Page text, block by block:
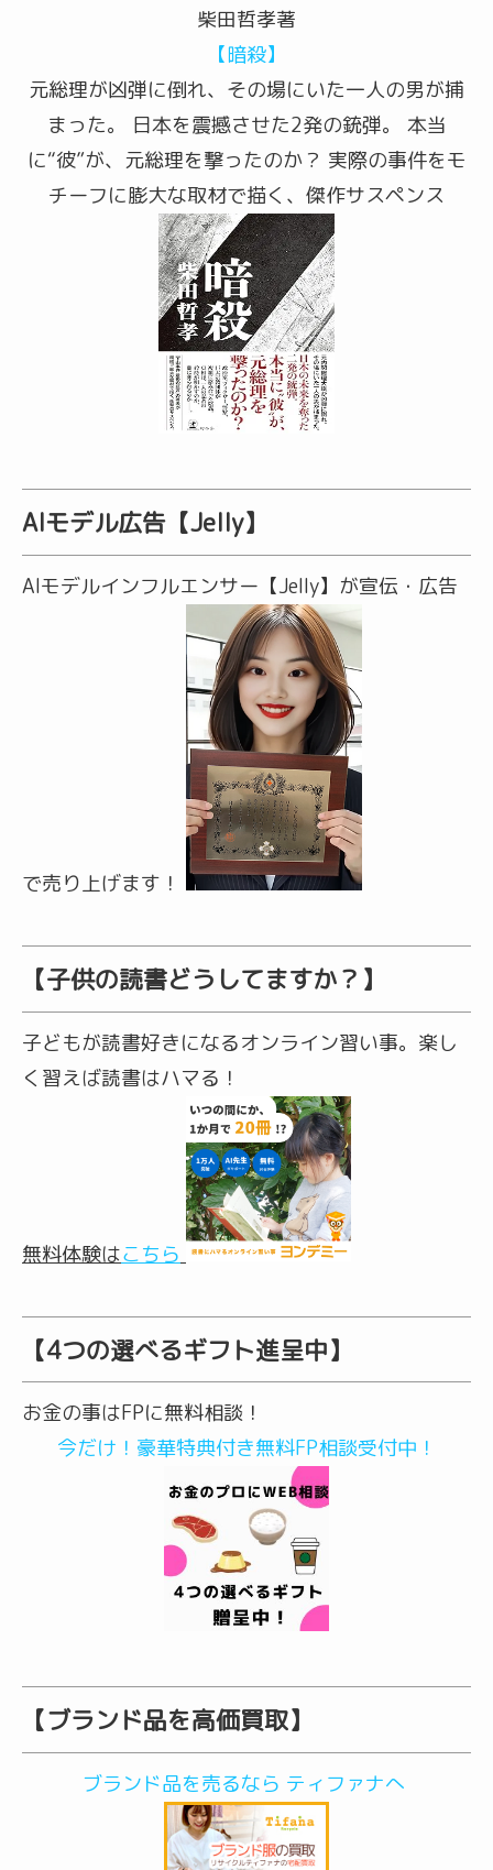
柴田哲孝著
【暗殺】
元総理が凶弾に倒れ、その場にいた一人の男が捕
まった。 日本を震撼させた2発の銃弾。 本当
に“彼”が、元総理を撃ったのか？ 実際の事件をモ
チーフに膨大な取材で描く、傑作サスペンス
AIモデル広告【Jelly】
AIモデルインフルエンサー【Jelly】が宣伝・広告
で売り上げます！
【子供の読書どうしてますか？】
子どもが読書好きになるオンライン習い事。楽し
く習えば読書はハマる！
無料体験はこちら
【4つの選べるギフト進呈中】
お金の事はFPに無料相談！
今だけ！豪華特典付き無料FP相談受付中！
【ブランド品を高価買取】
ブランド品を売るなら ティファナへ